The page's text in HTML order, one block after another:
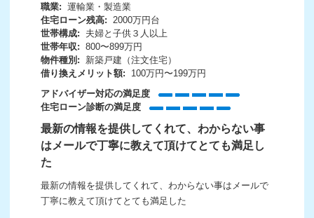
職業: 運輸業・製造業
住宅ローン残高: 2000万円台
世帯構成:
夫婦と子供３人以上
世帯年収: 800〜899万円
物件種別:
新築戸建（注文住宅）
借り換えメリット額:
100万円〜199万円
アドバイザー対応の満足度
住宅ローン診断の満足度
最新の情報を提供してくれて、わからない事
はメールで丁寧に教えて頂けてとても満足し
た
最新の情報を提供してくれて、わからない事はメールで
丁寧に教えて頂けてとても満足した